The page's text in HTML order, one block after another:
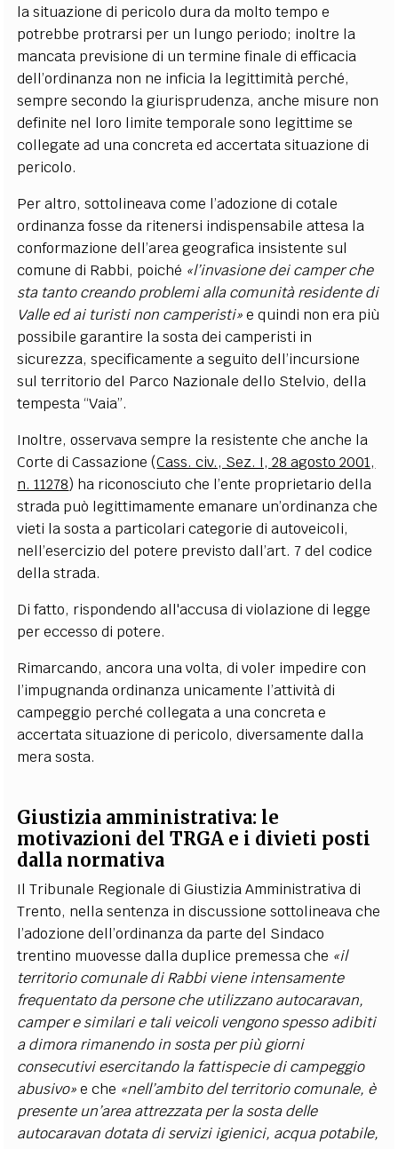
la situazione di pericolo dura da molto tempo e
potrebbe protrarsi per un lungo periodo; inoltre la
mancata previsione di un termine finale di efficacia
dell’ordinanza non ne inficia la legittimità perché,
sempre secondo la giurisprudenza, anche misure non
definite nel loro limite temporale sono legittime se
collegate ad una concreta ed accertata situazione di
pericolo.
Per altro, sottolineava come l’adozione di cotale
ordinanza fosse da ritenersi indispensabile attesa la
conformazione dell’area geografica insistente sul
comune di Rabbi, poiché «l’invasione dei camper che
sta tanto creando problemi alla comunità residente di
Valle ed ai turisti non camperisti»e quindi non era più
possibile garantire la sosta dei camperisti in
sicurezza, specificamente a seguito dell’incursione
sul territorio del Parco Nazionale dello Stelvio, della
tempesta “Vaia”.
Inoltre, osservava sempre la resistente che anche la
Corte di Cassazione (Cass. civ., Sez. I, 28 agosto 2001,
n. 11278) ha riconosciuto che l’ente proprietario della
strada può legittimamente emanare un’ordinanza che
vieti la sosta a particolari categorie di autoveicoli,
nell’esercizio del potere previsto dall’art. 7 del codice
della strada.
Di fatto, rispondendo all'accusa di violazione di legge
per eccesso di potere.
Rimarcando, ancora una volta, di voler impedire con
l’impugnanda ordinanza unicamente l’attività di
campeggio perché collegata a una concreta e
accertata situazione di pericolo, diversamente dalla
mera sosta.
Giustizia amministrativa: le
motivazioni del TRGA e i divieti posti
dalla normativa
Il Tribunale Regionale di Giustizia Amministrativa di
Trento, nella sentenza in discussione sottolineava che
l’adozione dell’ordinanza da parte del Sindaco
trentino muovesse dalla duplice premessa che «il
territorio comunale di Rabbi viene intensamente
frequentato da persone che utilizzano autocaravan,
camper e similari e tali veicoli vengono spesso adibiti
a dimora rimanendo in sosta per più giorni
consecutivi esercitando la fattispecie di campeggio
abusivo»e che «nell’ambito del territorio comunale, è
presente un’area attrezzata per la sosta delle
autocaravan dotata di servizi igienici, acqua potabile,